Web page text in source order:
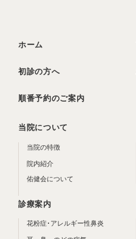
ホーム
初診の方へ
順番予約のご案内
当院について
当院の特徴
院内紹介
佑健会について
診療案内
花粉症･アレルギー性鼻炎